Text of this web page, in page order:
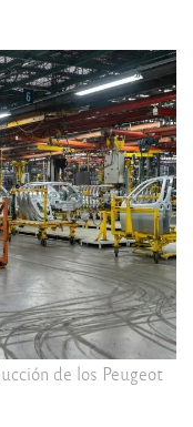
de los Peugeot